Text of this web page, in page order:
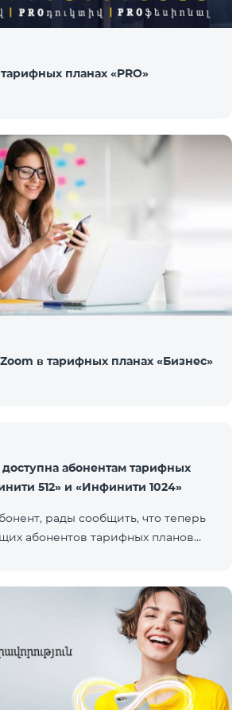
планах «PRO»
в тарифных планах «Бизнес»
доступна абонентам тарифных
512» и «Инфинити 1024»
рады сообщить, что теперь
абонентов тарифных планов
сетью, то необходимо поменять
карту. Стоимость смены SIM-карты
SIM карты и телефона с
проверить, набрав запрос *444# с
Ограничения скорости
действуют согласно условиям